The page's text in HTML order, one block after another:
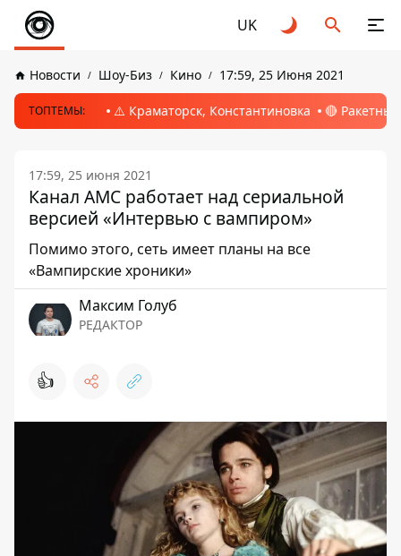
UK
Новости Шоу-Биз Кино 17:59, 25 Июня 2021
ТОПТЕМЫ: ⚠️ Краматорск, Константиновка 🔴
17:59, 25 июня 2021
Канал AMC работает над сериальной
версией «Интервью с вампиром»
Помимо этого, сеть имеет планы на все
«Вампирские хроники»
Максим Голуб
РЕДАКТОР
👍